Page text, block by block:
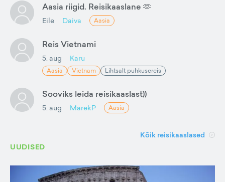
Aasia riigid. Reisikaaslane 🫶
Eile Daiva Aasia
Reis Vietnami
5. aug Karu
Aasia Vietnam Lihtsalt puhkusereis
Sooviks leida reisikaaslast))
5. aug MarekP Aasia
Kõik reisikaaslased
UUDISED